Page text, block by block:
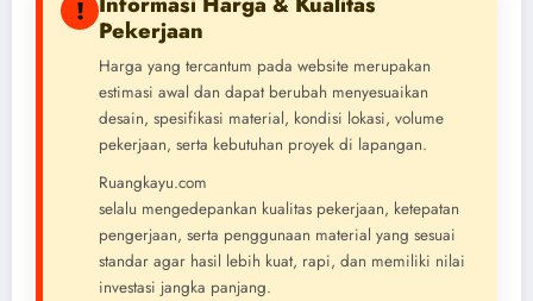
!
Pekerjaan
Harga yang tercantum pada website merupakan
estimasi awal dan dapat berubah menyesuaikan
desain, spesifikasi material, kondisi lokasi, volume
pekerjaan, serta kebutuhan proyek di lapangan.
Ruangkayu.com
selalu mengedepankan kualitas pekerjaan, ketepatan
pengerjaan, serta penggunaan material yang sesuai
standar agar hasil lebih kuat, rapi, dan memiliki nilai
investasi jangka panjang.